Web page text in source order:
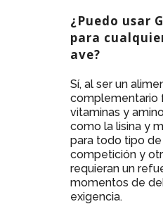
¿Puedo usar
para
ave?
Sí, al ser un
complementario
vitaminas y
como la lisina y
para todo tipo
competición y
requieran un
momentos de
exigencia.